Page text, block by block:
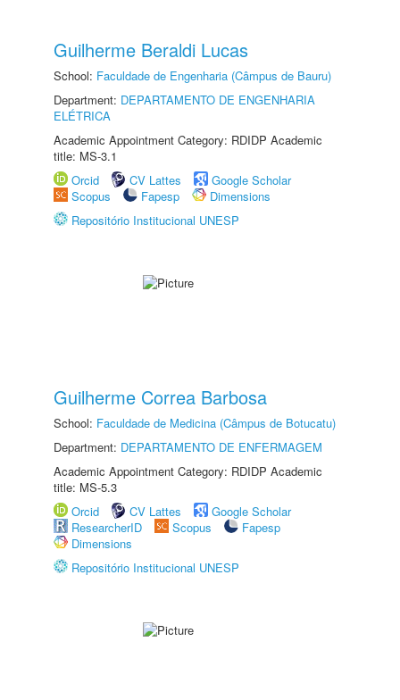
Guilherme Beraldi Lucas
School: Faculdade de Engenharia (Câmpus de Bauru)
Department: DEPARTAMENTO DE ENGENHARIA
ELÉTRICA
Academic Appointment Category: RDIDP Academic
title: MS-3.1
Orcid
CV Lattes
Google Scholar
Scopus
Fapesp
Dimensions
Repositório Institucional UNESP
Guilherme Correa Barbosa
School: Faculdade de Medicina (Câmpus de Botucatu)
Department: DEPARTAMENTO DE ENFERMAGEM
Academic Appointment Category: RDIDP Academic
title: MS-5.3
Orcid
CV Lattes
Google Scholar
ResearcherID
Scopus
Fapesp
Dimensions
Repositório Institucional UNESP